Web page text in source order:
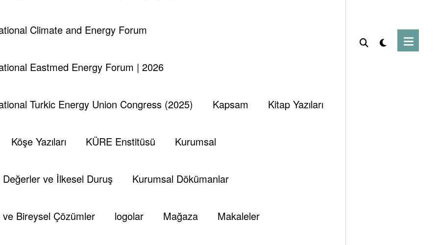
Climate and Energy Forum
Eastmed Energy Forum | 2026
Turkic Energy Union Congress (2025) Kapsam Kitap Yazıları
Köşe Yazıları KÜRE Enstitüsü Kurumsal
ve İlkesel Duruş Kurumsal Dökümanlar
Bireysel Çözümler logolar Mağaza Makaleler